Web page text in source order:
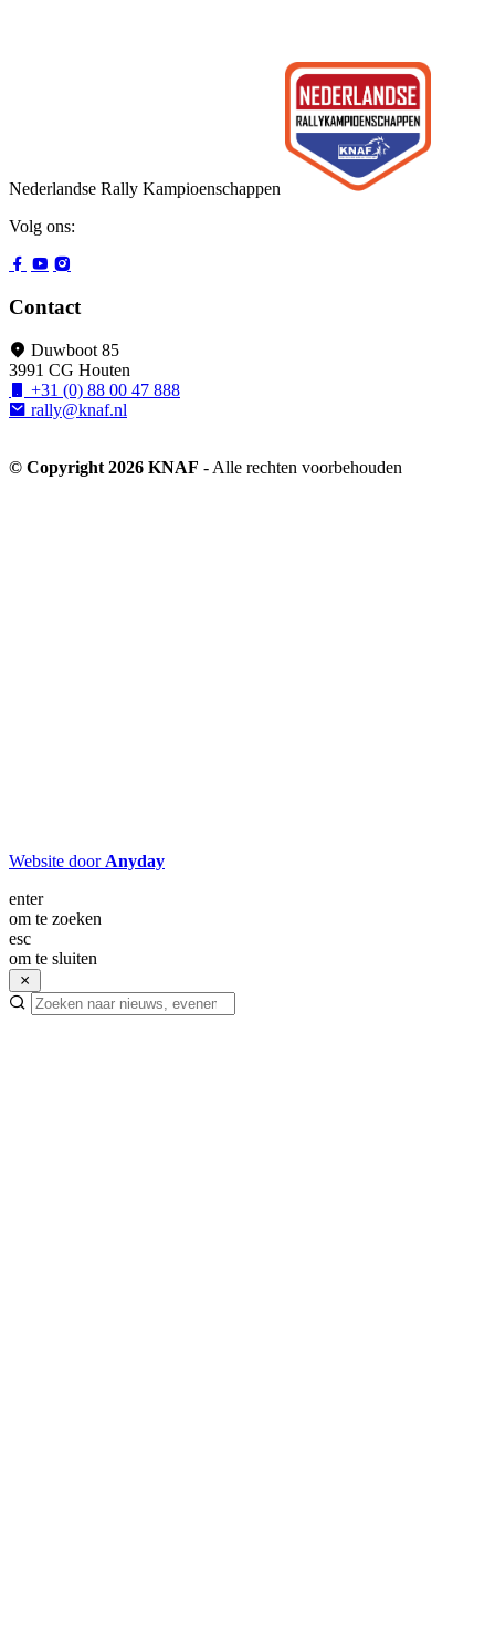
Nederlandse Rally Kampioenschappen
Volg ons:
Contact
Duwboot 85
3991 CG Houten
+31 (0) 88 00 47 888
rally@knaf.nl
© Copyright 2026 KNAF - Alle rechten voorbehouden
Website doorAnyday
enter
om te zoeken
esc
om te sluiten